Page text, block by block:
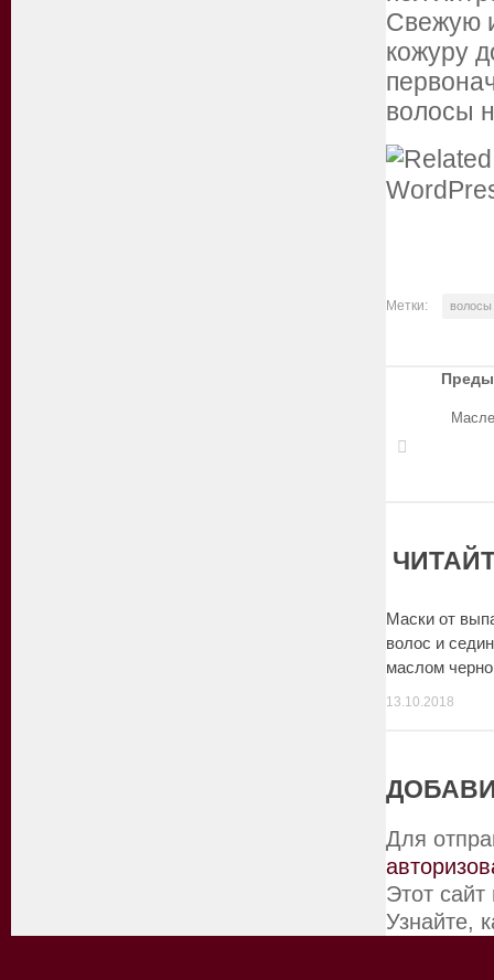
Свежую
кожуру
волосы
Метки: волосы
Маски от
волос и
маслом
13.10.2018
Для
Этот
Узнайте,